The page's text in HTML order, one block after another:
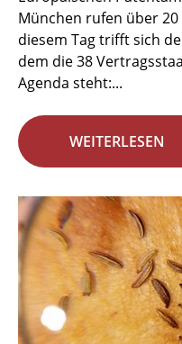
München rufen über
diesem Tag trifft sich
dem die 38
Agenda steht:...
WEITERLESEN